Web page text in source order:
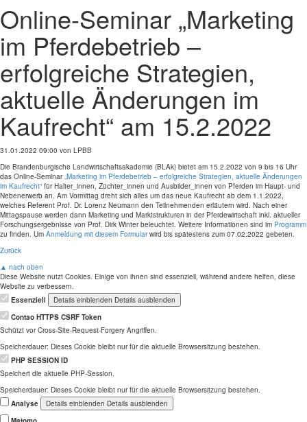
Online-Seminar „Marketing
im Pferdebetrieb –
erfolgreiche Strategien,
aktuelle Änderungen im
Kaufrecht“ am 15.2.2022
31.01.2022 09:00 von LPBB
Die Brandenburgische Landwirtschaftsakademie (BLAk) bietet am 15.2.2022 von 9 bis 16 Uhr
das Online-Seminar„Marketing im Pferdebetrieb – erfolgreiche Strategien, aktuelle Änderungen
im Kaufrecht“ für Halter_innen, Züchter_innen und Ausbilder_innen von Pferden im Haupt- und
Nebenerwerb an. Am Vormittag dreht sich alles um das neue Kaufrecht ab dem 1.1.2022,
welches Referent Prof. Dr. Lorenz Neumann den Teilnehmenden erläutern wird. Nach einer
Mittagspause werden dann Marketing und Marktstrukturen in der Pferdewirtschaft inkl. aktueller
Forschungsergebnisse von Prof. Dirk Winter beleuchtet. Weitere Informationen sind im Programm
zu finden. Um Anmeldung mit diesem Formularwird bis spätestens zum 07.02.2022 gebeten.
Zurück
▲ nach oben
Diese Website nutzt Cookies. Einige von ihnen sind essenziell, während andere helfen, diese
Website zu verbessern.
Essenziell
Details einblenden Details ausblenden
Contao HTTPS CSRF Token
Schützt vor Cross-Site-Request-Forgery Angriffen.
Speicherdauer: Dieses Cookie bleibt nur für die aktuelle Browsersitzung bestehen.
PHP SESSION ID
Speichert die aktuelle PHP-Session.
Speicherdauer: Dieses Cookie bleibt nur für die aktuelle Browsersitzung bestehen.
Analyse
Details einblenden Details ausblenden